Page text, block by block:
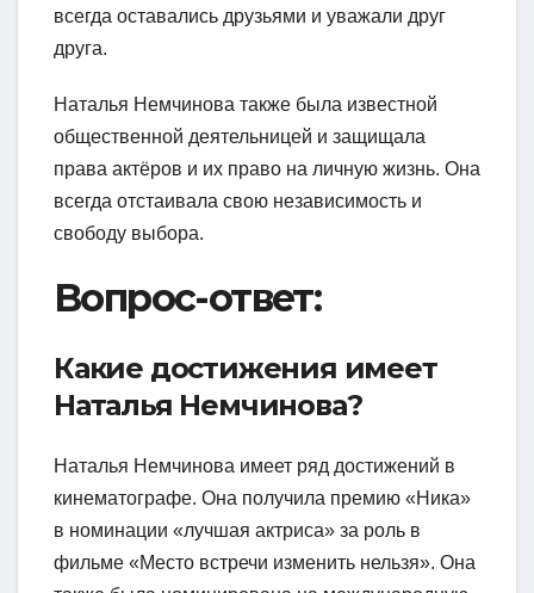
всегда оставались друзьями и уважали друг
друга.
Наталья Немчинова также была известной
общественной деятельницей и защищала
права актёров и их право на личную жизнь. Она
всегда отстаивала свою независимость и
свободу выбора.
Вопрос-ответ:
Какие достижения имеет
Наталья Немчинова?
Наталья Немчинова имеет ряд достижений в
кинематографе. Она получила премию «Ника»
в номинации «лучшая актриса» за роль в
фильме «Место встречи изменить нельзя». Она